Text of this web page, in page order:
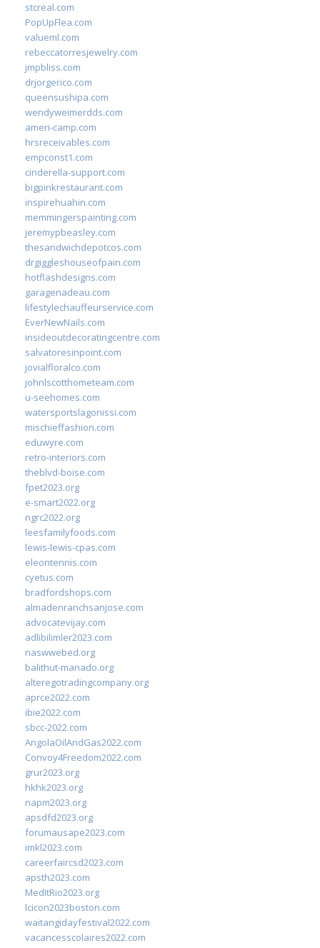
stcreal.com
PopUpFlea.com
valueml.com
rebeccatorresjewelry.com
jmpbliss.com
drjorgerico.com
queensushipa.com
wendyweimerdds.com
ameri-camp.com
hrsreceivables.com
empconst1.com
cinderella-support.com
bigpinkrestaurant.com
inspirehuahin.com
memmingerspainting.com
jeremypbeasley.com
thesandwichdepotcos.com
drgiggleshouseofpain.com
hotflashdesigns.com
garagenadeau.com
lifestylechauffeurservice.com
EverNewNails.com
insideoutdecoratingcentre.com
salvatoresinpoint.com
jovialfloralco.com
johnlscotthometeam.com
u-seehomes.com
watersportslagonissi.com
mischieffashion.com
eduwyre.com
retro-interiors.com
theblvd-boise.com
fpet2023.org
e-smart2022.org
ngrc2022.org
leesfamilyfoods.com
lewis-lewis-cpas.com
eleontennis.com
cyetus.com
bradfordshops.com
almadenranchsanjose.com
advocatevijay.com
adlibilimler2023.com
naswwebed.org
balithut-manado.org
alteregotradingcompany.org
aprce2022.com
ibie2022.com
sbcc-2022.com
AngolaOilAndGas2022.com
Convoy4Freedom2022.com
grur2023.org
hkhk2023.org
napm2023.org
apsdfd2023.org
forumausape2023.com
imkl2023.com
careerfaircsd2023.com
apsth2023.com
MedItRio2023.org
lcicon2023boston.com
waitangidayfestival2022.com
vacancesscolaires2022.com